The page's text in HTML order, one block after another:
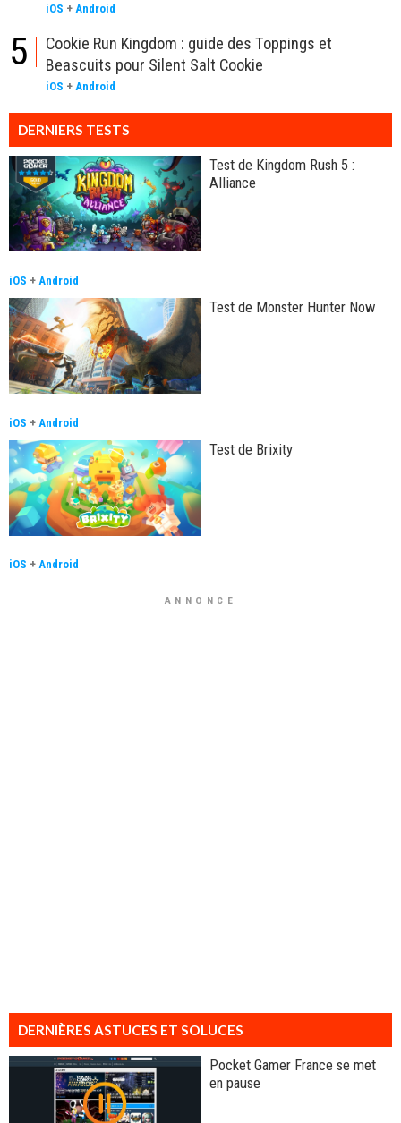
iOS + Android
5
Cookie Run Kingdom : guide des Toppings et
Beascuits pour Silent Salt Cookie
iOS + Android
DERNIERS TESTS
Test de Kingdom Rush 5 :
Alliance
iOS + Android
Test de Monster Hunter Now
iOS + Android
Test de Brixity
iOS + Android
ANNONCE
DERNIÈRES ASTUCES ET SOLUCES
Pocket Gamer France se met
en pause